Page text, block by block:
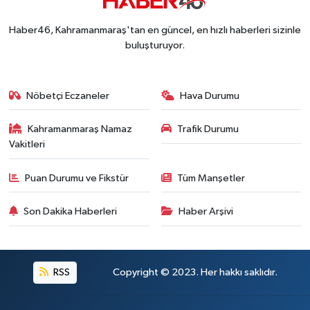
Haber46, Kahramanmaraş'tan en güncel, en hızlı haberleri sizinle
buluşturuyor.
Nöbetçi Eczaneler Hava Durumu
Kahramanmaraş Namaz
Vakitleri
Trafik Durumu
Puan Durumu ve Fikstür Tüm Manşetler
Son Dakika Haberleri Haber Arşivi
RSS Copyright © 2023. Her hakkı saklıdır.